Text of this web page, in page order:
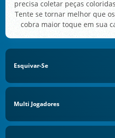
precisa coletar peças
Tente se tornar melhor que
cobra maior toque em sua
Esquivar-Se
Multi Jogadores